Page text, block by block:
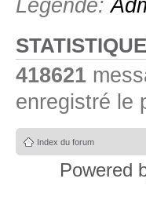
Légende:
418621
enregistré le
Index du forum
Powered